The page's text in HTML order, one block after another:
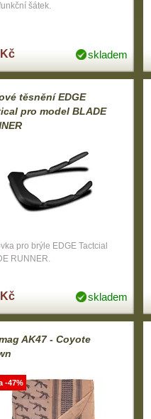
šátek.
skladem
těsnění EDGE
pro model BLADE
pro brýle EDGE Tactcial
RUNNER.
skladem
AK47 - Coyote
-47%